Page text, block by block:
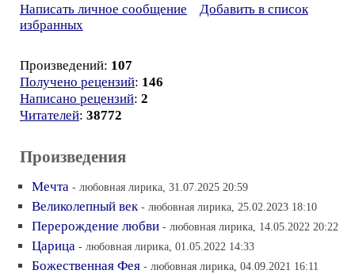
Написать личное сообщение
Добавить в список
избранных
Произведений: 107
Получено рецензий: 146
Написано рецензий: 2
Читателей: 38772
Произведения
Мечта - любовная лирика, 31.07.2025 20:59
Великолепный век - любовная лирика, 25.02.2023 18:10
Перерождение любви - любовная лирика, 14.05.2022 20:22
Царица - любовная лирика, 01.05.2022 14:33
Божественная Фея - любовная лирика, 04.09.2021 16:11